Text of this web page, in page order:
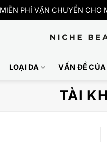
MIỄN PHÍ VẬN CHUYỂN CHO
LOẠI DA VẤN ĐỀ CỦA
TÀI